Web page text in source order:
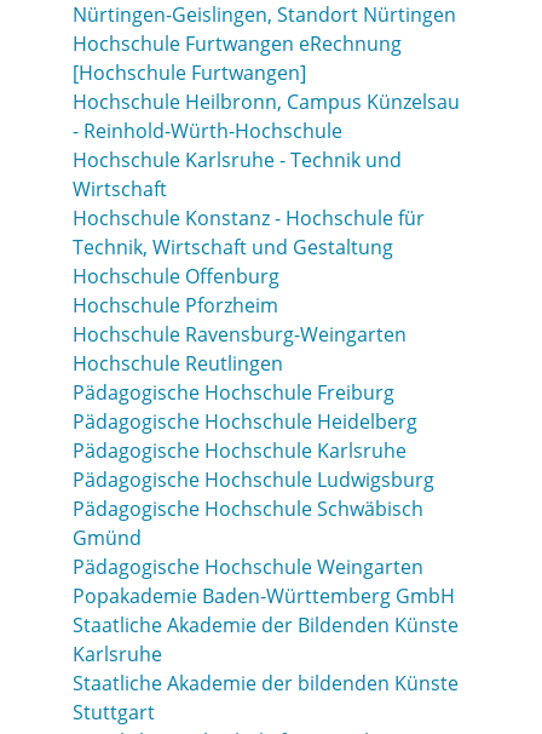
Nürtingen-Geislingen, Standort Nürtingen
Hochschule Furtwangen eRechnung
[Hochschule Furtwangen]
Hochschule Heilbronn, Campus Künzelsau
- Reinhold-Würth-Hochschule
Hochschule Karlsruhe - Technik und
Wirtschaft
Hochschule Konstanz - Hochschule für
Technik, Wirtschaft und Gestaltung
Hochschule Offenburg
Hochschule Pforzheim
Hochschule Ravensburg-Weingarten
Hochschule Reutlingen
Pädagogische Hochschule Freiburg
Pädagogische Hochschule Heidelberg
Pädagogische Hochschule Karlsruhe
Pädagogische Hochschule Ludwigsburg
Pädagogische Hochschule Schwäbisch
Gmünd
Pädagogische Hochschule Weingarten
Popakademie Baden-Württemberg GmbH
Staatliche Akademie der Bildenden Künste
Karlsruhe
Staatliche Akademie der bildenden Künste
Stuttgart